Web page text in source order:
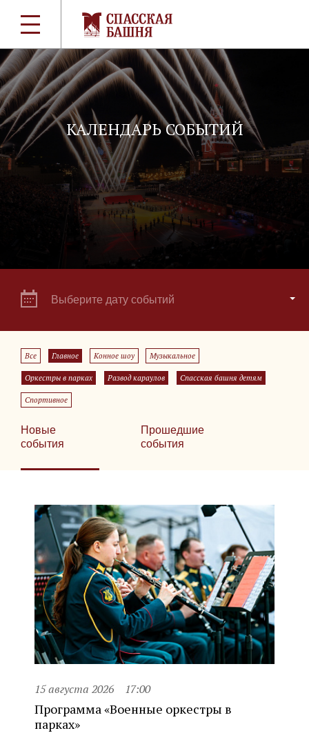
КАЛЕНДАРЬ СОБЫТИЙ
Выберите дату событий
Все Главное Конное шоу Музыкальное
Оркестры в парках Развод караулов Спасская башня детям
Спортивное
Новые
события
Прошедшие
события
15 августа 2026 17:00
Программа «Военные оркестры в
парках»